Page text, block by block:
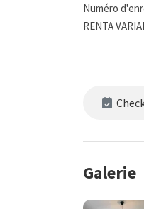
Numéro
RENTA
Galerie